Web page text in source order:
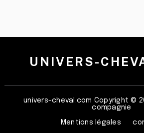
UNIVERS-
univers-cheval.com Copyright ©
compagnie
Mentions légales